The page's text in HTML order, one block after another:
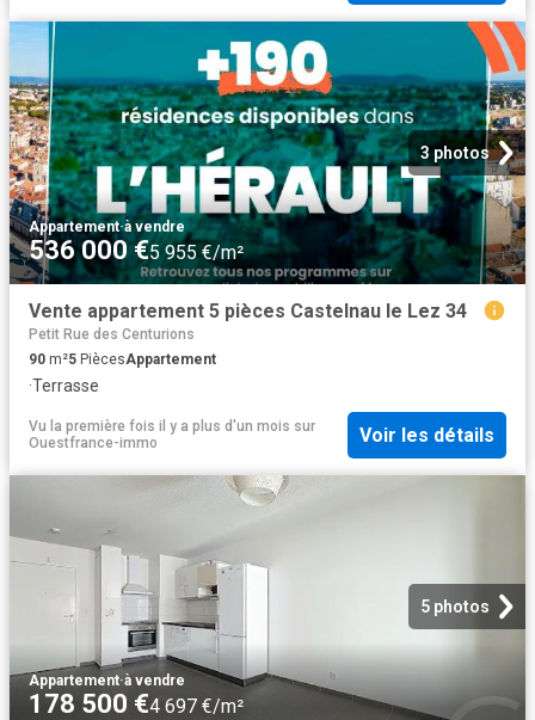
3 photos
Appartement·à vendre
536 000 €5 955 €/m²
Vente appartement 5 pièces Castelnau le Lez 34
Petit Rue des Centurions
90 m²5 PiècesAppartement
·Terrasse
Vu la première fois il y a plus d'un mois sur
Ouestfrance-immo
Voir les détails
5 photos
Appartement·à vendre
178 500 €4 697 €/m²